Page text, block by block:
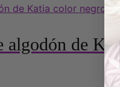
algodón de